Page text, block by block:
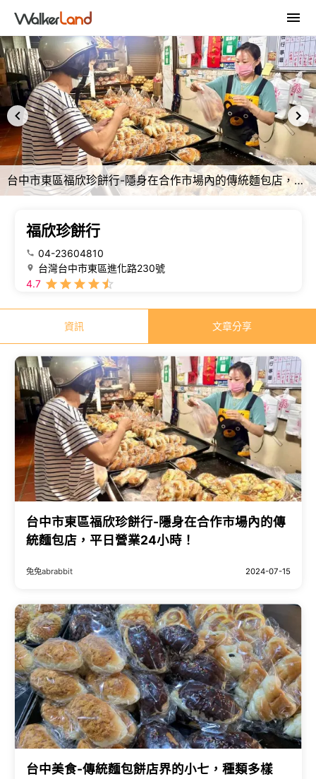
台中市東區福欣珍餅行-隱身在合作市場內的傳統麵包店，平日營業24小時！
福欣珍餅行
04-23604810
台灣台中市東區進化路230號
4.7
資訊 文章分享
台中市東區福欣珍餅行-隱身在合作市場內的傳
統麵包店，平日營業24小時！
兔兔abrabbit 2024-07-15
台中美食-傳統麵包餅店界的小七，種類多樣